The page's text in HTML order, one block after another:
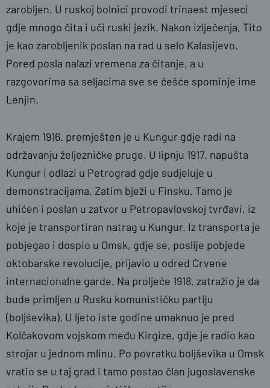
zarobljen. U ruskoj bolnici provodi trinaest mjeseci
gdje mnogo čita i uči ruski jezik. Nakon izlječenja, Tito
je kao zarobljenik poslan na rad u selo Kalasijevo.
Pored posla nalazi vremena za čitanje, a u
razgovorima sa seljacima sve se češće spominje ime
Lenjin.
Krajem 1916. premješten je u Kungur gdje radi na
održavanju željezničke pruge. U lipnju 1917. napušta
Kungur i odlazi u Petrograd gdje sudjeluje u
demonstracijama. Zatim bježi u Finsku. Tamo je
uhićen i poslan u zatvor u Petropavlovskoj tvrđavi, iz
koje je transportiran natrag u Kungur. Iz transporta je
pobjegao i dospio u Omsk, gdje se, poslije pobjede
oktobarske revolucije, prijavio u odred Crvene
internacionalne garde. Na proljeće 1918. zatražio je da
bude primljen u Rusku komunističku partiju
(boljševika). U ljeto iste godine umaknuo je pred
Kolčakovom vojskom među Kirgize, gdje je radio kao
strojar u jednom mlinu. Po povratku boljševika u Omsk
vratio se u taj grad i tamo postao član jugoslavenske